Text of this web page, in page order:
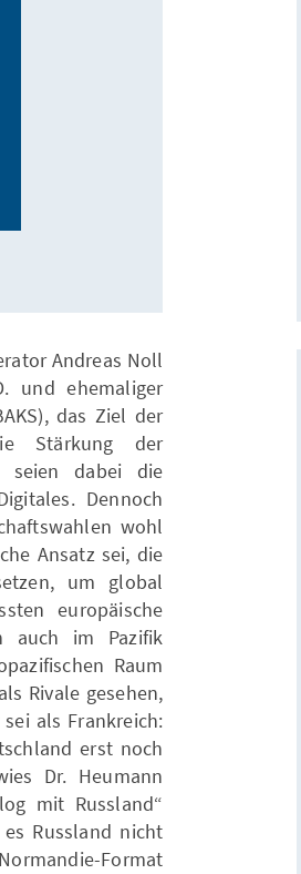
Andreas Noll
und ehemaliger
das Ziel der
Stärkung der
seien dabei die
Dennoch
wohl
Ansatz sei, die
um global
europäische
auch im Pazifik
Raum
Rivale gesehen,
als Frankreich:
erst noch
Dr. Heumann
mit Russland“
Russland nicht
Format